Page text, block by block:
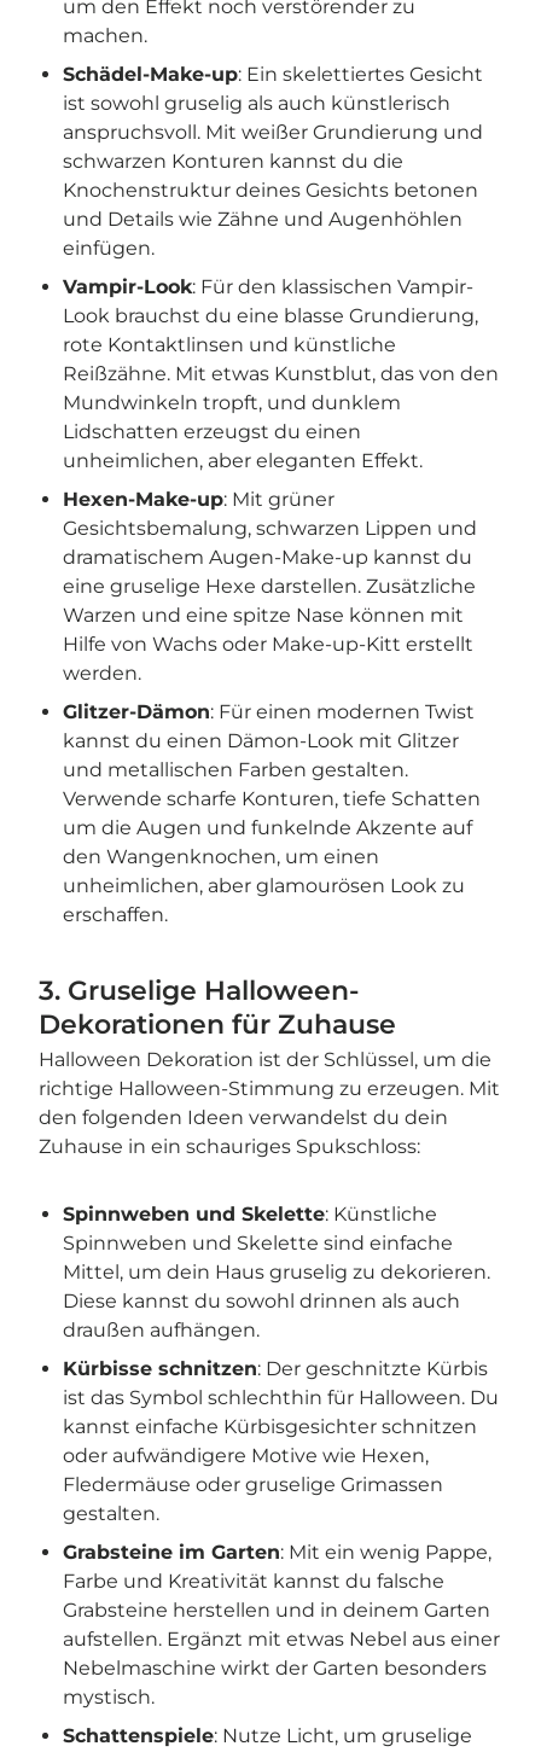
um den Effekt noch verstörender zu
machen.
Schädel-Make-up: Ein skelettiertes Gesicht
ist sowohl gruselig als auch künstlerisch
anspruchsvoll. Mit weißer Grundierung und
schwarzen Konturen kannst du die
Knochenstruktur deines Gesichts betonen
und Details wie Zähne und Augenhöhlen
einfügen.
Vampir-Look: Für den klassischen Vampir-
Look brauchst du eine blasse Grundierung,
rote Kontaktlinsen und künstliche
Reißzähne. Mit etwas Kunstblut, das von den
Mundwinkeln tropft, und dunklem
Lidschatten erzeugst du einen
unheimlichen, aber eleganten Effekt.
Hexen-Make-up: Mit grüner
Gesichtsbemalung, schwarzen Lippen und
dramatischem Augen-Make-up kannst du
eine gruselige Hexe darstellen. Zusätzliche
Warzen und eine spitze Nase können mit
Hilfe von Wachs oder Make-up-Kitt erstellt
werden.
Glitzer-Dämon: Für einen modernen Twist
kannst du einen Dämon-Look mit Glitzer
und metallischen Farben gestalten.
Verwende scharfe Konturen, tiefe Schatten
um die Augen und funkelnde Akzente auf
den Wangenknochen, um einen
unheimlichen, aber glamourösen Look zu
erschaffen.
3. Gruselige Halloween-
Dekorationen für Zuhause
Halloween Dekoration ist der Schlüssel, um die
richtige Halloween-Stimmung zu erzeugen. Mit
den folgenden Ideen verwandelst du dein
Zuhause in ein schauriges Spukschloss:
Spinnweben und Skelette: Künstliche
Spinnweben und Skelette sind einfache
Mittel, um dein Haus gruselig zu dekorieren.
Diese kannst du sowohl drinnen als auch
draußen aufhängen.
Kürbisse schnitzen: Der geschnitzte Kürbis
ist das Symbol schlechthin für Halloween. Du
kannst einfache Kürbisgesichter schnitzen
oder aufwändigere Motive wie Hexen,
Fledermäuse oder gruselige Grimassen
gestalten.
Grabsteine im Garten: Mit ein wenig Pappe,
Farbe und Kreativität kannst du falsche
Grabsteine herstellen und in deinem Garten
aufstellen. Ergänzt mit etwas Nebel aus einer
Nebelmaschine wirkt der Garten besonders
mystisch.
Schattenspiele: Nutze Licht, um gruselige